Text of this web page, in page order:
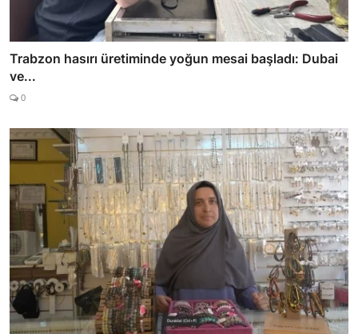
Trabzon hasırı üretiminde yoğun mesai başladı: Dubai
ve...
0